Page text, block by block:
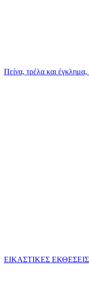
Πείνα, τρέλα και
ΕΙΚΑΣΤΙΚΕΣ